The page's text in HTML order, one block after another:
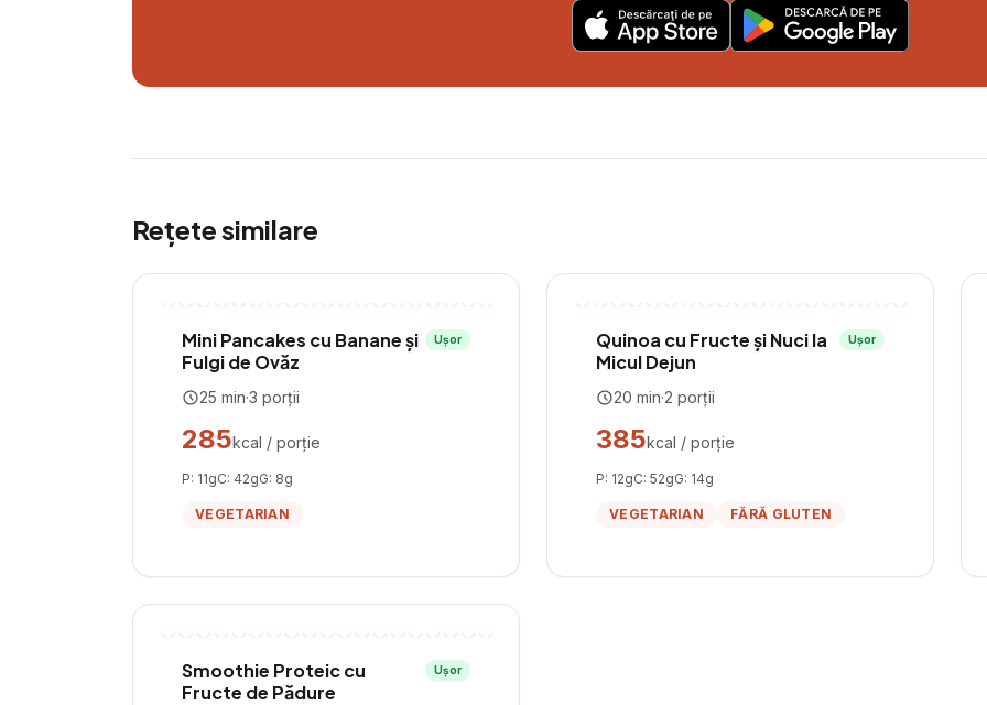
Rețete similare
Mini Pancakes cu Banane și
Fulgi de Ovăz
Ușor
25 min·3 porții
285kcal / porție
P: 11gC: 42gG: 8g
VEGETARIAN
Quinoa cu Fructe și Nuci la
Micul Dejun
Ușor
20 min·2 porții
385kcal / porție
P: 12gC: 52gG: 14g
VEGETARIAN FĂRĂ GLUTEN
Smoothie Proteic cu
Fructe de Pădure
Ușor